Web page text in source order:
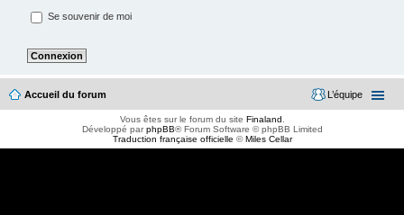
Se souvenir de moi
Accueil du forum L’équipe
Vous êtes sur le forum du site Finaland
Développé parphpBB® Forum Software © phpBB Limited
Traduction française officielle ©Miles Cellar